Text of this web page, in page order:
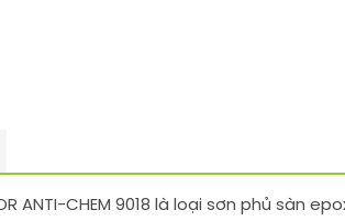
ANTI-CHEM 9018 là loại sơn phủ sàn